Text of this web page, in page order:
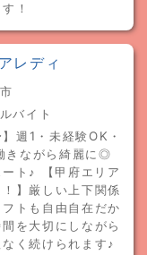
！
レディ
バイト
週1・未経験OK・
きながら綺麗に◎
ト♪ 【甲府エリア
】厳しい上下関係
トも自由自在だか
を大切にしながら
く続けられます♪